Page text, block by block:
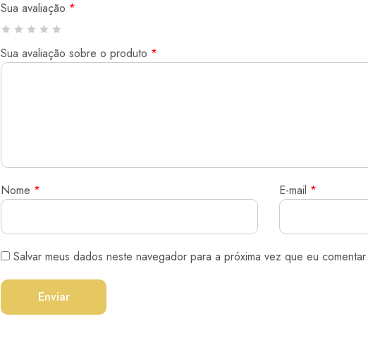
Sua avaliação *
Sua avaliação sobre o produto *
Nome * E-mail *
Salvar meus dados neste navegador para a próxima vez que eu comentar.